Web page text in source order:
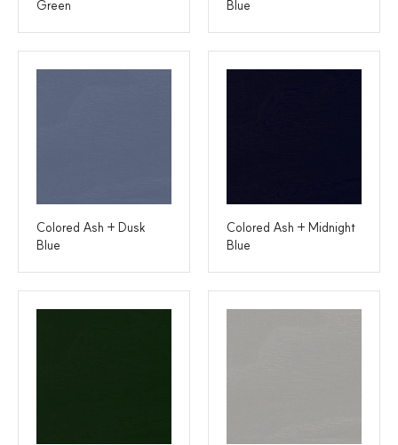
Green Blue
Colored Ash + Dusk
Blue
Colored Ash + Midnight
Blue